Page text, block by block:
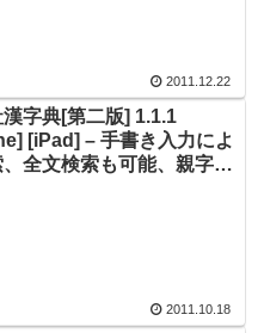
2011.12.22
漢字典[第二版] 1.1.1
[iPad] – 手書き入力によ
、全文検索も可能、親字
2011.10.18